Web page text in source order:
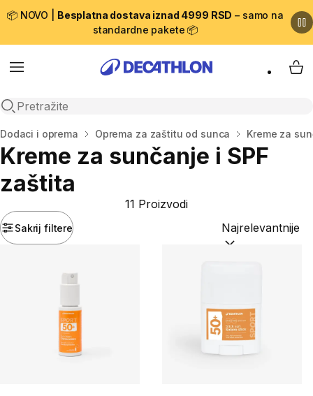
📦 NOVO | Besplatna dostava iznad 4999 RSD – samo na
standardne pakete 📦
Menu
Open search
My
Početna stranica
Dodaci i oprema Oprema za zaštitu od sunca Kreme za
Kreme za sunčanje i SPF
zaštita
Sakrij filtere
11 Proizvodi
Sortiraj po: